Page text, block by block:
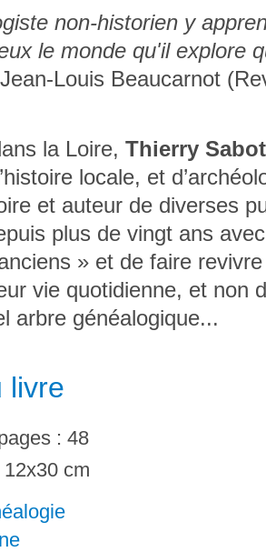
non-historien y
le monde qu'il explore
Jean-Louis Beaucarnot
la Loire, Thierry Sabot
locale, et
et auteur de diverses
plus de vingt ans
» et de faire
vie quotidienne, et non
arbre généalogique...
livre
: 48
cm